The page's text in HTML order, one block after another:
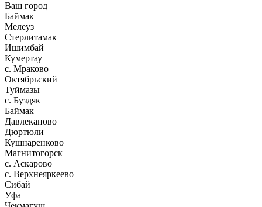
Ваш город
Баймак
Мелеуз
Стерлитамак
Ишимбай
Кумертау
c. Мраково
Октябрьский
Туймазы
c. Буздяк
Баймак
Давлеканово
Дюртюли
Кушнаренково
Магнитогорск
с. Аскарово
с. Верхнеяркеево
Сибай
Уфа